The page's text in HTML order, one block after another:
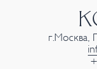
г.Москва,